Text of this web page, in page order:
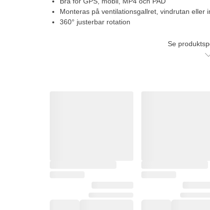
Monteras på ventilationsgallret, vindrutan eller
360° justerbar rotation
Se